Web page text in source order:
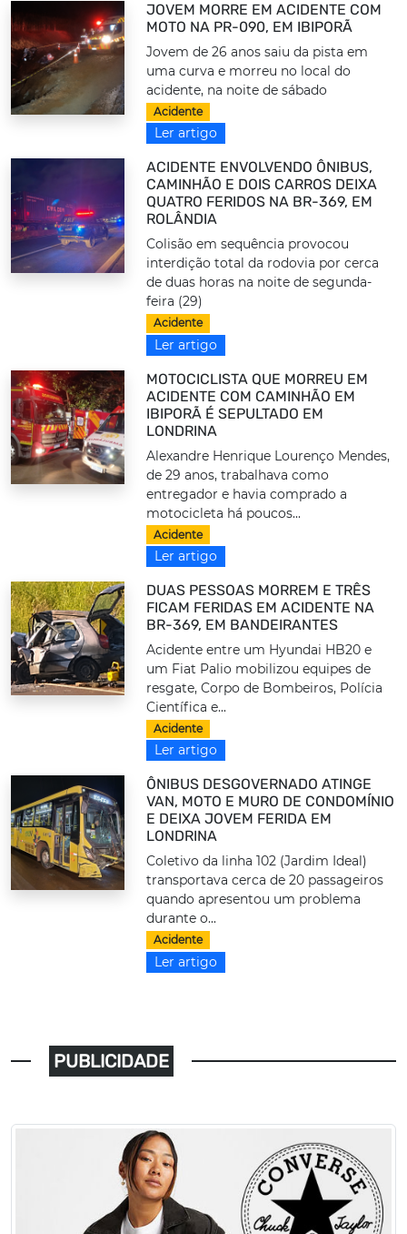
JOVEM MORRE EM ACIDENTE COM
MOTO NA PR-090, EM IBIPORÃ
Jovem de 26 anos saiu da pista em
uma curva e morreu no local do
acidente, na noite de sábado
Acidente
Ler artigo
ACIDENTE ENVOLVENDO ÔNIBUS,
CAMINHÃO E DOIS CARROS DEIXA
QUATRO FERIDOS NA BR-369, EM
ROLÂNDIA
Colisão em sequência provocou
interdição total da rodovia por cerca
de duas horas na noite de segunda-
feira (29)
Acidente
Ler artigo
MOTOCICLISTA QUE MORREU EM
ACIDENTE COM CAMINHÃO EM
IBIPORÃ É SEPULTADO EM
LONDRINA
Alexandre Henrique Lourenço Mendes,
de 29 anos, trabalhava como
entregador e havia comprado a
motocicleta há poucos...
Acidente
Ler artigo
DUAS PESSOAS MORREM E TRÊS
FICAM FERIDAS EM ACIDENTE NA
BR-369, EM BANDEIRANTES
Acidente entre um Hyundai HB20 e
um Fiat Palio mobilizou equipes de
resgate, Corpo de Bombeiros, Polícia
Científica e...
Acidente
Ler artigo
ÔNIBUS DESGOVERNADO ATINGE
VAN, MOTO E MURO DE CONDOMÍNIO
E DEIXA JOVEM FERIDA EM
LONDRINA
Coletivo da linha 102 (Jardim Ideal)
transportava cerca de 20 passageiros
quando apresentou um problema
durante o...
Acidente
Ler artigo
PUBLICIDADE